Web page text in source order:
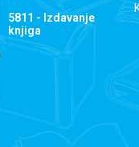
5811 - Izdavanje
knjiga